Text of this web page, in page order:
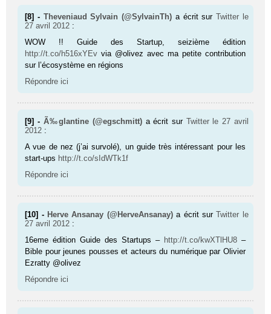
[8] - Theveniaud Sylvain (@SylvainTh) a écrit surTwitter le
27 avril 2012 :
WOW !! Guide des Startup, seizième édition
http://t.co/h516xYEv via @olivez avec ma petite contribution
sur l’écosystème en régions
Répondre ici
[9] - Ã‰glantine (@egschmitt) a écrit sur Twitter le 27 avril
2012 :
A vue de nez (j’ai survolé), un guide très intéressant pour les
start-ups http://t.co/sIdWTk1f
Répondre ici
[10] - Herve Ansanay (@HerveAnsanay) a écrit surTwitter le
27 avril 2012 :
16eme édition Guide des Startups – http://t.co/kwXTlHU8–
Bible pour jeunes pousses et acteurs du numérique par Olivier
Ezratty @olivez
Répondre ici